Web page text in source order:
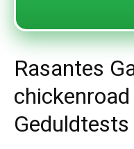
Rasantes
Geduldtests